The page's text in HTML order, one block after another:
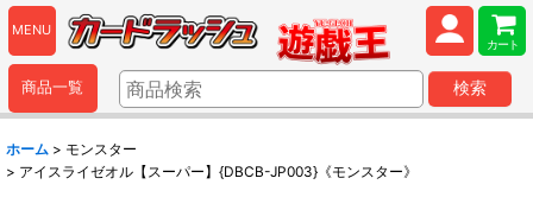
MENU
カート
商品一覧 検索
ホーム > モンスター
> アイスライゼオル【スーパー】{DBCB-JP003}《モンスター》